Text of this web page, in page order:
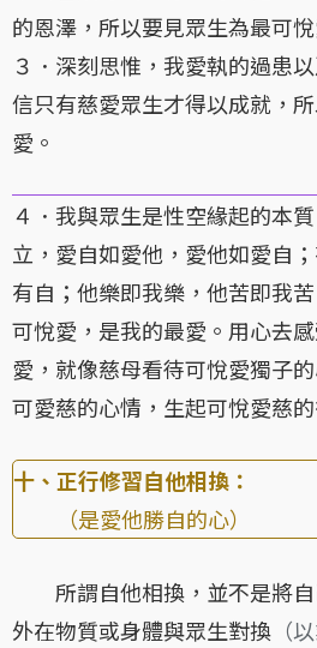
的恩澤，所以要見眾生為最可悅
３．深刻思惟，我愛執的過患
信只有慈愛眾生才得以成就，
愛。
４．我與眾生是性空緣起的本
立，愛自如愛他，愛他如愛自
有自；他樂即我樂，他苦即我
可悅愛，是我的最愛。用心去
愛，就像慈母看待可悅愛獨子
可愛慈的心情，生起可悅愛慈的
十、正行修習自他相換：
（是愛他勝自的心）
所謂自他相換，並不是將自
外在物質或身體與眾生對換 （